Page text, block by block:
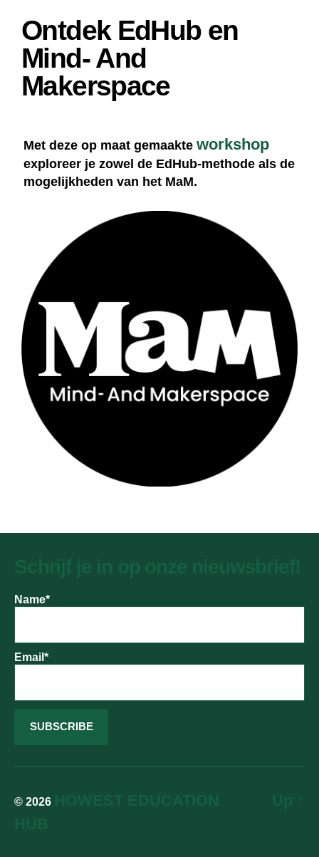
Ontdek EdHub en
Mind- And
Makerspace
Met deze op maat gemaakte workshop
exploreer je zowel de EdHub-methode als de
mogelijkheden van het MaM.
Name*
Email*
© 2026